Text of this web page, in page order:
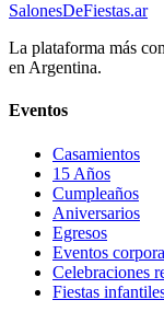
SalonesDeFiestas.ar
La plataforma más
en Argentina.
Eventos
Casamientos
15 Años
Cumpleaños
Aniversarios
Egresos
Eventos
Celebraciones
Fiestas